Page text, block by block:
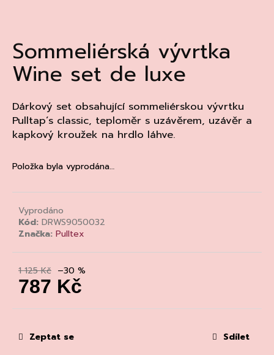
Sommeliérská vývrtka
Wine set de luxe
Dárkový set obsahující sommeliérskou vývrtku
Pulltap´s classic, teploměr s uzávěrem, uzávěr a
kapkový kroužek na hrdlo láhve.
Položka byla vyprodána…
Vyprodáno
Kód: DRWS9050032
Značka: Pulltex
1 125 Kč –30 %
787 Kč
cena:
Zeptat se Sdílet
í
t
?
HLEDAT
D
o
p
o
r
u
č
j
m
e